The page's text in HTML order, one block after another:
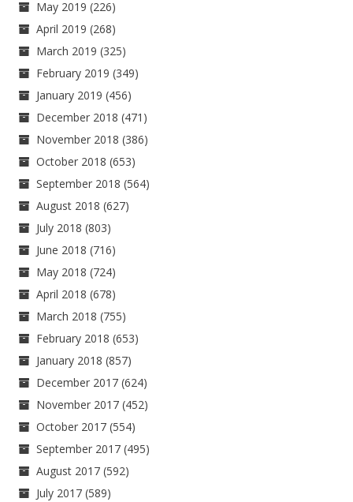
May 2019 (226)
April 2019 (268)
March 2019 (325)
February 2019 (349)
January 2019 (456)
December 2018 (471)
November 2018 (386)
October 2018 (653)
September 2018 (564)
August 2018 (627)
July 2018 (803)
June 2018 (716)
May 2018 (724)
April 2018 (678)
March 2018 (755)
February 2018 (653)
January 2018 (857)
December 2017 (624)
November 2017 (452)
October 2017 (554)
September 2017 (495)
August 2017 (592)
July 2017 (589)